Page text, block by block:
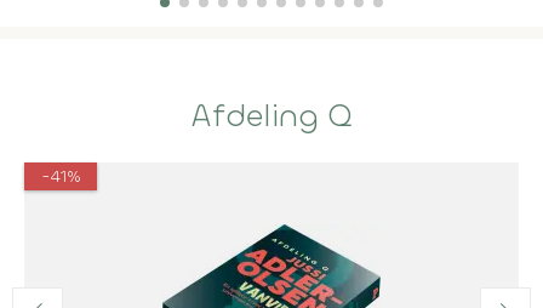
Afdeling Q
-41%